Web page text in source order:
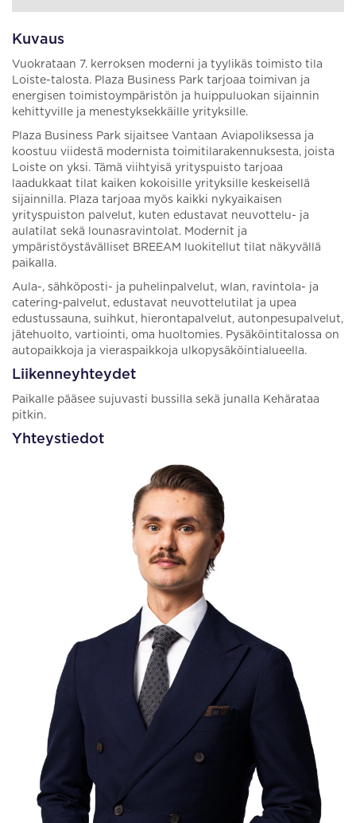
Kuvaus
Vuokrataan 7. kerroksen moderni ja tyylikäs toimisto tila
Loiste-talosta. Plaza Business Park tarjoaa toimivan ja
energisen toimistoympäristön ja huippuluokan sijainnin
kehittyville ja menestyksekkäille yrityksille.
Plaza Business Park sijaitsee Vantaan Aviapoliksessa ja
koostuu viidestä modernista toimitilarakennuksesta, joista
Loiste on yksi. Tämä viihtyisä yrityspuisto tarjoaa
laadukkaat tilat kaiken kokoisille yrityksille keskeisellä
sijainnilla. Plaza tarjoaa myös kaikki nykyaikaisen
yrityspuiston palvelut, kuten edustavat neuvottelu- ja
aulatilat sekä lounasravintolat. Modernit ja
ympäristöystävälliset BREEAM luokitellut tilat näkyvällä
paikalla.
Aula-, sähköposti- ja puhelinpalvelut, wlan, ravintola- ja
catering-palvelut, edustavat neuvottelutilat ja upea
edustussauna, suihkut, hierontapalvelut, autonpesupalvelut,
jätehuolto, vartiointi, oma huoltomies. Pysäköintitalossa on
autopaikkoja ja vieraspaikkoja ulkopysäköintialueella.
Liikenneyhteydet
Paikalle pääsee sujuvasti bussilla sekä junalla Kehärataa
pitkin.
Yhteystiedot